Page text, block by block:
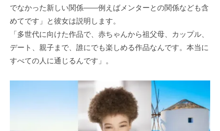
でなかった新しい関係——例えばメンターとの関係なども含
めてです」と彼女は説明します。
「多世代に向けた作品で、赤ちゃんから祖父母、カップル、
デート、親子まで、誰にでも楽しめる作品なんです。本当に
すべての人に通じるんです」。